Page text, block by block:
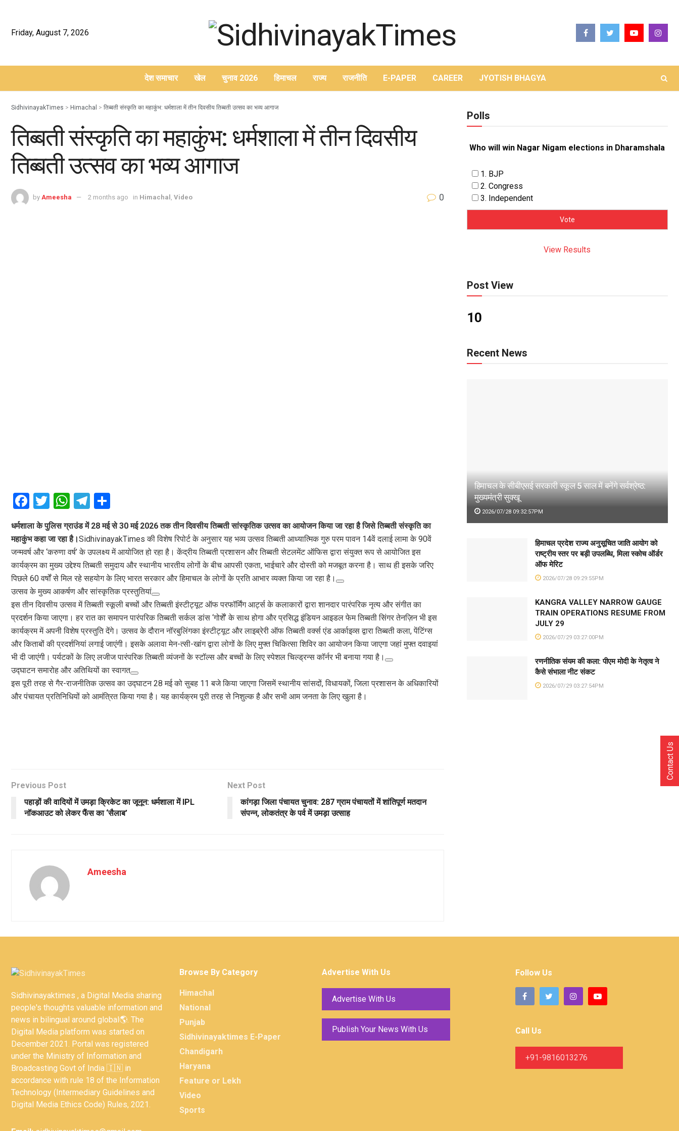
Friday, August 7, 2026
देश समाचार खेल चुनाव 2026 हिमाचल राज्य राजनीति E-PAPER CAREER JYOTISH BHAGYA
SidhivinayakTimes > Himachal > तिब्बती संस्कृति का महाकुंभ: धर्मशाला में तीन दिवसीय तिब्बती उत्सव का भव्य आगाज
तिब्बती संस्कृति का महाकुंभ: धर्मशाला में तीन दिवसीय
तिब्बती उत्सव का भव्य आगाज
by Ameesha 2 months ago in Himachal , Video 0
F
a
ce
b
o
o
k
T
wi
tt
er
W
h
at
s
A
p
p
T
e
gr
a
m
h
ar
e
धर्मशाला के पुलिस ग्राउंड में 28 मई से 30 मई 2026 तक तीन दिवसीय तिब्बती सांस्कृतिक उत्सव का आयोजन किया जा रहा है जिसे तिब्बती संस्कृति का
महाकुंभ कहा जा रहा है।SidhivinayakTimes की विशेष रिपोर्ट के अनुसार यह भव्य उत्सव तिब्बती आध्यात्मिक गुरु परम पावन 14वें दलाई लामा के 90वें
जन्मवर्ष और ‘करुणा वर्ष’ के उपलक्ष्य में आयोजित हो रहा है। केंद्रीय तिब्बती प्रशासन और तिब्बती सेटलमेंट ऑफिस द्वारा संयुक्त रूप से आयोजित इस
कार्यक्रम का मुख्य उद्देश्य तिब्बती समुदाय और स्थानीय भारतीय लोगों के बीच आपसी एकता, भाईचारे और दोस्ती को मजबूत करना है। साथ ही इसके जरिए
पिछले 60 वर्षों से मिल रहे सहयोग के लिए भारत सरकार और हिमाचल के लोगों के प्रति आभार व्यक्त किया जा रहा है।
उत्सव के मुख्य आकर्षण और सांस्कृतिक प्रस्तुतियां
इस तीन दिवसीय उत्सव में तिब्बती स्कूली बच्चों और तिब्बती इंस्टीट्यूट ऑफ परफॉर्मिंग आर्ट्स के कलाकारों द्वारा शानदार पारंपरिक नृत्य और संगीत का
प्रदर्शन किया जाएगा। हर रात का समापन पारंपरिक तिब्बती सर्कल डांस ‘गोर्शें’ के साथ होगा और प्रसिद्ध इंडियन आइडल फेम तिब्बती सिंगर तेनज़िन भी इस
कार्यक्रम में अपनी विशेष प्रस्तुति देंगे। उत्सव के दौरान नॉरबुलिंगका इंस्टीट्यूट और लाइब्रेरी ऑफ तिब्बती वर्क्स एंड आर्काइव्स द्वारा तिब्बती कला, पेंटिंग्स
और किताबों की प्रदर्शनियां लगाई जाएंगी। इसके अलावा मेन-त्सी-खांग द्वारा लोगों के लिए मुफ्त चिकित्सा शिविर का आयोजन किया जाएगा जहां मुफ्त दवाइयां
भी दी जाएंगी। पर्यटकों के लिए लजीज पारंपरिक तिब्बती व्यंजनों के स्टॉल्स और बच्चों के लिए स्पेशल चिल्ड्रन्स कॉर्नर भी बनाया गया है।
उद्घाटन समारोह और अतिथियों का स्वागत
इस पूरी तरह से गैर-राजनीतिक उत्सव का उद्घाटन 28 मई को सुबह 11 बजे किया जाएगा जिसमें स्थानीय सांसदों, विधायकों, जिला प्रशासन के अधिकारियों
और पंचायत प्रतिनिधियों को आमंत्रित किया गया है। यह कार्यक्रम पूरी तरह से निशुल्क है और सभी आम जनता के लिए खुला है।
Previous Post
पहाड़ों की वादियों में उमड़ा क्रिकेट का जूनून: धर्मशाला में IPL
नॉकआउट को लेकर फैंस का ‘सैलाब’
Next Post
कांगड़ा जिला पंचायत चुनाव: 287 ग्राम पंचायतों में शांतिपूर्ण मतदान
संपन्न, लोकतंत्र के पर्व में उमड़ा उत्साह
Ameesha
Polls
Who will win Nagar Nigam elections in Dharamshala
1. BJP
2. Congress
3. Independent
View Results
Post View
10
Recent News
हिमाचल के सीबीएसई सरकारी स्कूल 5 साल में बनेंगे सर्वश्रेष्ठ:
मुख्यमंत्री सुक्खू
2026/07/28 09:32:57PM
हिमाचल प्रदेश राज्य अनुसूचित जाति आयोग को
राष्ट्रीय स्तर पर बड़ी उपलब्धि, मिला स्कोच ऑर्डर
ऑफ मेरिट
2026/07/28 09:29:55PM
KANGRA VALLEY NARROW GAUGE
TRAIN OPERATIONS RESUME FROM
JULY 29
2026/07/29 03:27:00PM
रणनीतिक संयम की कला: पीएम मोदी के नेतृत्व ने
कैसे संभाला नीट संकट
2026/07/29 03:27:54PM
Sidhivinayaktimes , a Digital Media sharing
people's thoughts valuable information and
news in bilingual around global🌎. The
Digital Media platform was started on
December 2021. Portal was registered
under the Ministry of Information and
Broadcasting Govt of India 🇮🇳 in
accordance with rule 18 of the Information
Technology (Intermediary Guidelines and
Digital Media Ethics Code) Rules, 2021.
Browse By Category
Himachal
National
Punjab
Sidhivinayaktimes E-Paper
Chandigarh
Haryana
Feature or Lekh
Video
Sports
Advertise With Us
Advertise With Us
Publish Your News With Us
Follow Us
Call Us
+91-9816013276
Contact Us